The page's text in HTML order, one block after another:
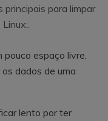
principais para limpar
espaço livre,
dados de uma
lento por ter